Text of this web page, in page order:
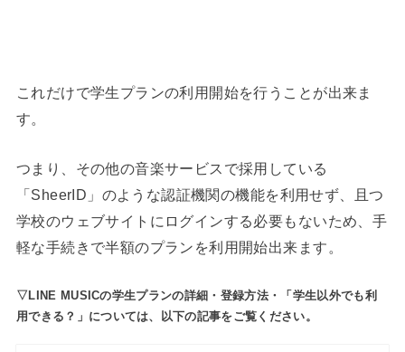
これだけで学生プランの利用開始を行うことが出来ま
す。
つまり、その他の音楽サービスで採用している
「SheerID」のような認証機関の機能を利用せず、且つ
学校のウェブサイトにログインする必要もないため、手
軽な手続きで半額のプランを利用開始出来ます。
▽LINE MUSICの学生プランの詳細・登録方法・「学生以外でも利
用できる？」については、以下の記事をご覧ください。